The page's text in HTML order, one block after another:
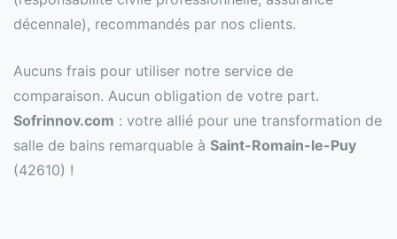
décennale), recommandés par nos clients.
Aucuns frais pour utiliser notre service de
comparaison. Aucun obligation de votre part.
Sofrinnov.com : votre allié pour une transformation de
salle de bains remarquable à Saint-Romain-le-Puy
(42610) !